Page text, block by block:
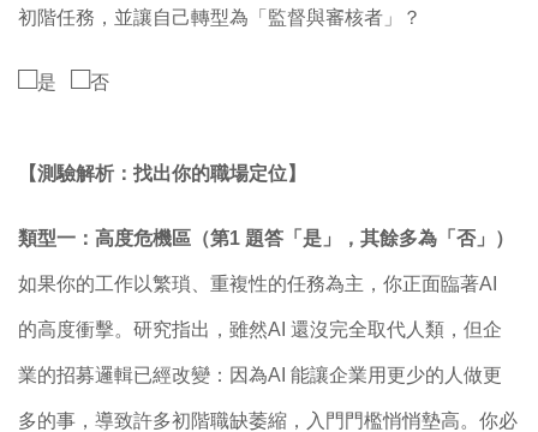
初階任務，並讓自己轉型為「監督與審核者」？
□是 □否
【測驗解析：找出你的職場定位】
類型一：高度危機區（第1 題答「是」，其餘多為「否」）
如果你的工作以繁瑣、重複性的任務為主，你正面臨著AI
的高度衝擊。研究指出，雖然AI 還沒完全取代人類，但企
業的招募邏輯已經改變：因為AI 能讓企業用更少的人做更
多的事，導致許多初階職缺萎縮，入門門檻悄悄墊高。你必